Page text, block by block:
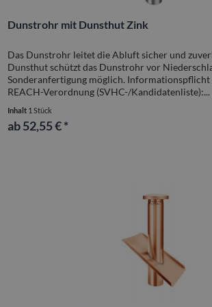
Dunstrohr mit Dunsthut Zink
Das Dunstrohr leitet die Abluft sicher und
Dunsthut schützt das Dunstrohr vor
Sonderanfertigung möglich. Informationspflicht
REACH-Verordnung (SVHC-/Kandidatenliste):...
Inhalt 1 Stück
ab 52,55 € *